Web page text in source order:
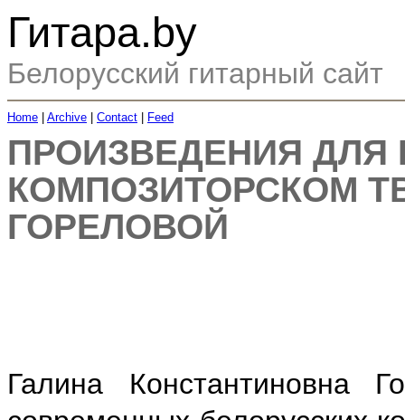
Гитара.by
Белорусский гитарный сайт
Home Archive Contact Feed
ПРОИЗВЕДЕНИЯ ДЛЯ
КОМПОЗИТОРСКОМ
ГОРЕЛОВОЙ
Галина Константиновна